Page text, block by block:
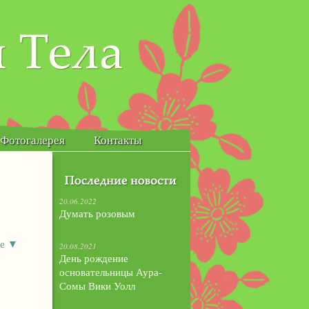
▼
Исцеление души и тела
Фотогалерея Контакты
20.06.2022
Думать розовым
20.08.2021
День рождение
основательницы Аура-
Сомы Вики Уолл